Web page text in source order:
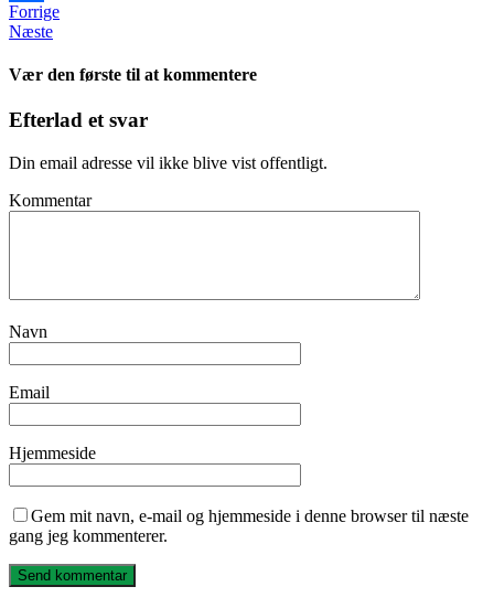
Share
Forrige
Næste
Vær den første til at kommentere
Efterlad et svar
Din email adresse vil ikke blive vist offentligt.
Kommentar
Navn
Email
Hjemmeside
Gem mit navn, e-mail og hjemmeside i denne browser til næste
gang jeg kommenterer.